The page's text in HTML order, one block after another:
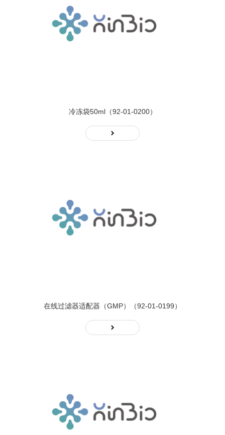
冷冻袋50ml（92-01-0200）
在线过滤器适配器（GMP）（92-01-0199）